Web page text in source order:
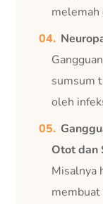
melemah
sumsum
oleh
Otot dan
Misalnya